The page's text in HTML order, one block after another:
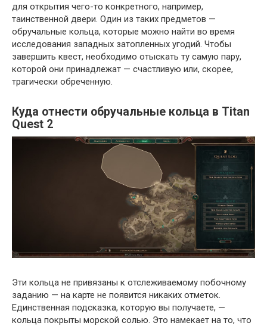
для открытия чего-то конкретного, например,
таинственной двери. Один из таких предметов —
обручальные кольца, которые можно найти во время
исследования западных затопленных угодий. Чтобы
завершить квест, необходимо отыскать ту самую пару,
которой они принадлежат — счастливую или, скорее,
трагически обреченную.
Куда отнести обручальные кольца в Titan
Quest 2
Эти кольца не привязаны к отслеживаемому побочному
заданию — на карте не появится никаких отметок.
Единственная подсказка, которую вы получаете, —
кольца покрыты морской солью. Это намекает на то, что